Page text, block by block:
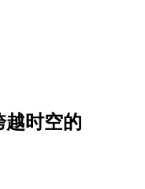
时空的